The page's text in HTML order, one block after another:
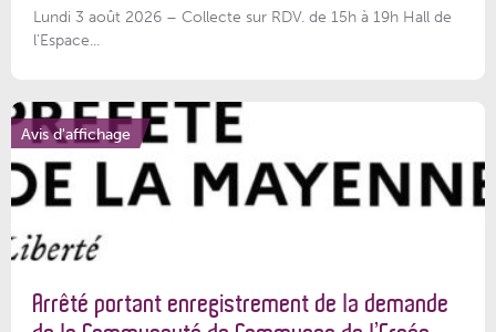
Lundi 3 août 2026 – Collecte sur RDV. de 15h à 19h Hall de
l'Espace...
Avis d'affichage
Arrêté portant enregistrement de la demande